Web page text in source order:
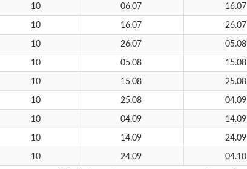
10
06.07 16.07
10
16.07 26.07
10
26.07 05.08
10
05.08 15.08
10
15.08 25.08
10
25.08 04.09
10
04.09 14.09
10
14.09 24.09
10
24.09 04.10